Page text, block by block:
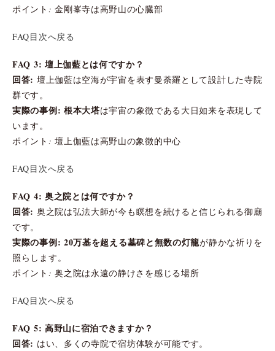
ポイント: 金剛峯寺は高野山の心臓部
FAQ目次へ戻る
FAQ 3: 壇上伽藍とは何ですか？
回答: 壇上伽藍は空海が宇宙を表す曼荼羅として設計した寺院
群です。
実際の事例: 根本大塔は宇宙の象徴である大日如来を表現して
います。
ポイント: 壇上伽藍は高野山の象徴的中心
FAQ目次へ戻る
FAQ 4: 奥之院とは何ですか？
回答: 奥之院は弘法大師が今も瞑想を続けると信じられる御廟
です。
実際の事例: 20万基を超える墓碑と無数の灯籠が静かな祈りを
照らします。
ポイント: 奥之院は永遠の静けさを感じる場所
FAQ目次へ戻る
FAQ 5: 高野山に宿泊できますか？
回答: はい、多くの寺院で宿坊体験が可能です。